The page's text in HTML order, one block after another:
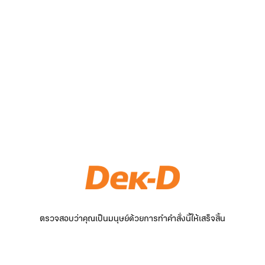
ตรวจสอบว่าคุณเป็นมนุษย์ด้วยการทำคำสั่งนี้ให้เสร็จสิ้น